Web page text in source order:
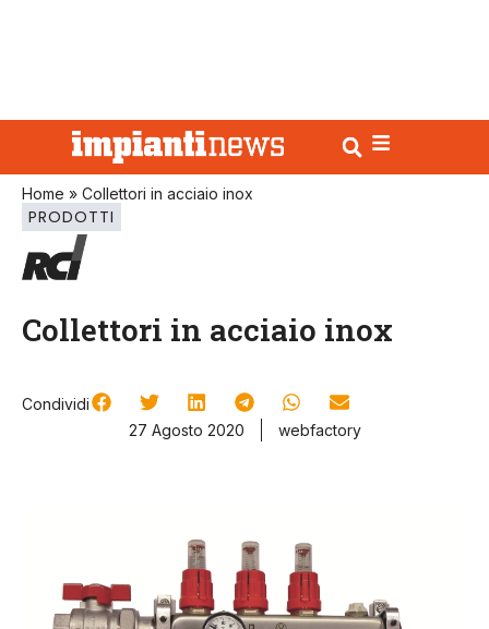
Home » Collettori in acciaio inox
PRODOTTI
Collettori in acciaio inox
Condividi
27 Agosto 2020
webfactory